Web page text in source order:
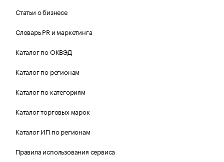
Статьи о бизнесе
Словарь PR и маркетинга
Каталог по ОКВЭД
Каталог по регионам
Каталог по категориям
Каталог торговых марок
Каталог ИП по регионам
Правила использования сервиса